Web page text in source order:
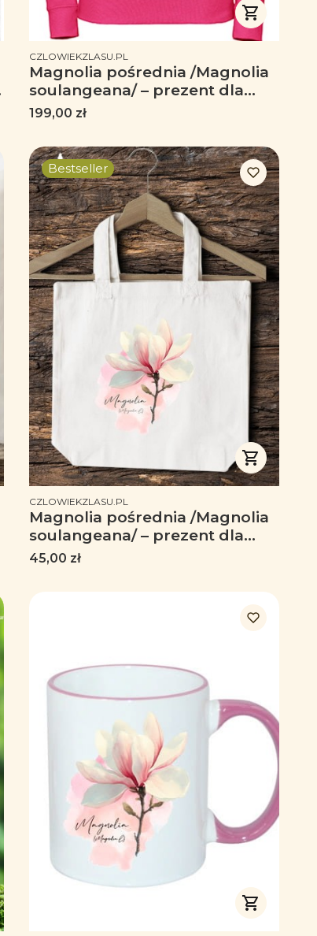
PRODUCENT
CZLOWIEKZLASU.PL
Magnolia pośrednia /Magnolia
soulangeana/ – prezent dla
botanika, prezent dla florysty,
kapturem / Bluza bez kaptura
Cena
199,00 zł
Bestseller
PRODUCENT
CZLOWIEKZLASU.PL
Magnolia pośrednia /Magnolia
soulangeana/ – prezent dla
botanika, prezent dla florysty,
Cena
45,00 zł